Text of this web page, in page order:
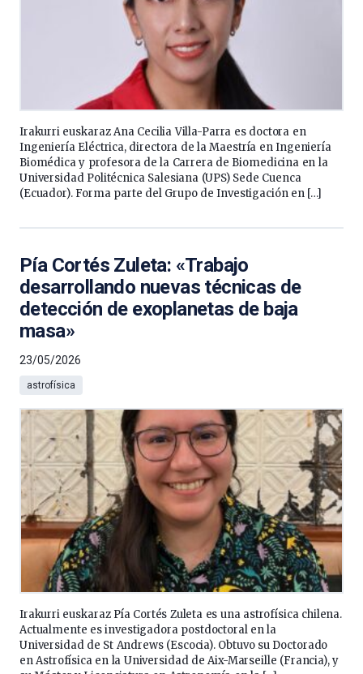
Irakurri euskaraz Ana Cecilia Villa-Parra es doctora en
Ingeniería Eléctrica, directora de la Maestría en Ingeniería
Biomédica y profesora de la Carrera de Biomedicina en la
Universidad Politécnica Salesiana (UPS) Sede Cuenca
(Ecuador). Forma parte del Grupo de Investigación en […]
Pía Cortés Zuleta: «Trabajo
desarrollando nuevas técnicas de
detección de exoplanetas de baja
masa»
23/05/2026
astrofísica
Irakurri euskaraz Pía Cortés Zuleta es una astrofísica chilena.
Actualmente es investigadora postdoctoral en la
Universidad de St Andrews (Escocia). Obtuvo su Doctorado
en Astrofísica en la Universidad de Aix-Marseille (Francia), y